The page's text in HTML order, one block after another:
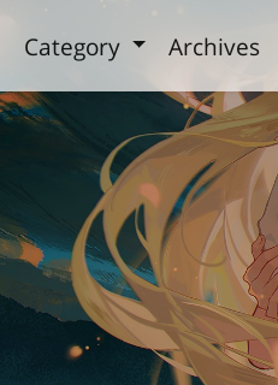
Category Archives